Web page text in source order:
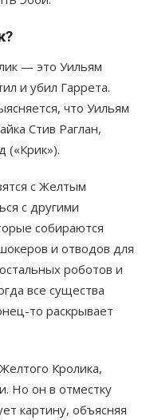
— это Уильям
и убил Гаррета.
что Уильям
Стив Раглан,
(«Крик»).
с Желтым
с другими
собираются
и отводов для
роботов и
все существа
то раскрывает
Кролика,
Но он в отместку
картину, объясняя